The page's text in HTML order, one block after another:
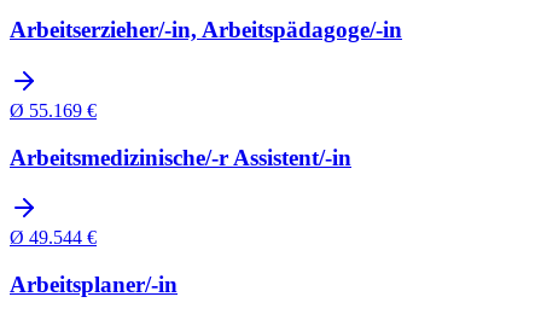
Arbeitserzieher/-in, Arbeitspädagoge/-in
Ø 55.169 €
Arbeitsmedizinische/-r Assistent/-in
Ø 49.544 €
Arbeitsplaner/-in